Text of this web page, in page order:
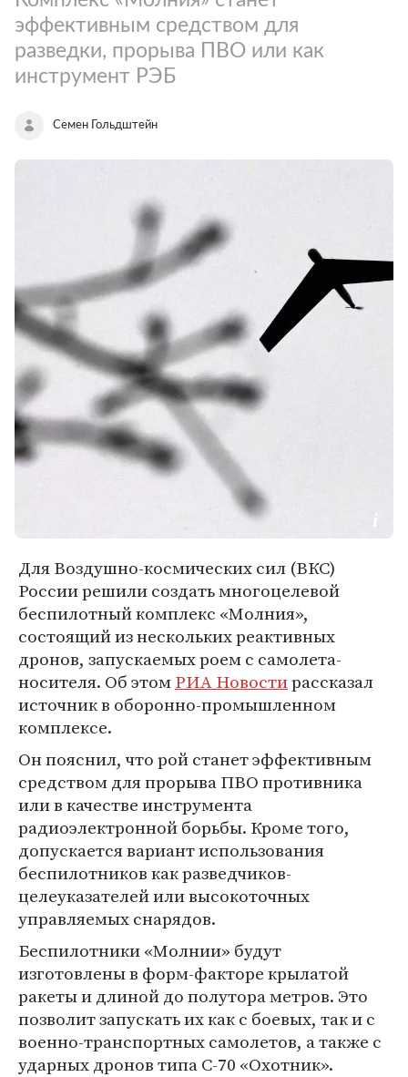
эффективным средством для
разведки, прорыва ПВО или как
инструмент РЭБ
Семен Гольдштейн
Для Воздушно-космических сил (ВКС)
России решили создать многоцелевой
беспилотный комплекс «Молния»,
состоящий из нескольких реактивных
дронов, запускаемых роем с самолета-
носителя. Об этомРИА Новостирассказал
источник в оборонно-промышленном
комплексе.
Он пояснил, что рой станет эффективным
средством для прорыва ПВО противника
или в качестве инструмента
радиоэлектронной борьбы. Кроме того,
допускается вариант использования
беспилотников как разведчиков-
целеуказателей или высокоточных
управляемых снарядов.
Беспилотники «Молнии» будут
изготовлены в форм-факторе крылатой
ракеты и длиной до полутора метров. Это
позволит запускать их как с боевых, так и с
военно-транспортных самолетов, а также с
ударных дронов типа С-70 «Охотник».